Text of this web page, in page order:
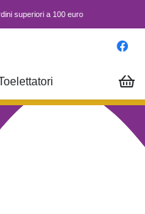
superiori a 100 euro